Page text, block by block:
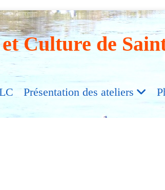
Culture de
Présentation des ateliers